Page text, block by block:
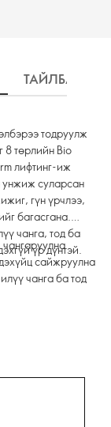
ТАЙЛБАР
тодруулж
8 төрлийн Bio
лифтинг-иж
унжиж суларсан
гүн үрчлээ,
багасгана.
чанга, тод ба
үр дүнтэй.
сайжруулна
чанга ба тод